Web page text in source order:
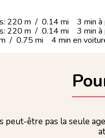
220 m / 0.14 mi 3 min
220 m / 0.14 mi 3 min
/ 0.75 mi 4 min en
peut-être pas la seule